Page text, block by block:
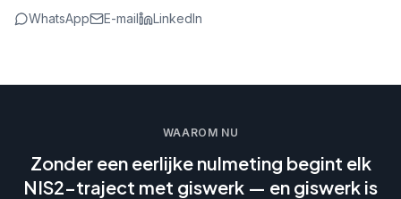
WhatsApp E-mail LinkedIn
WAAROM NU
Zonder een eerlijke nulmeting begint elk
NIS2-traject met giswerk — en giswerk is